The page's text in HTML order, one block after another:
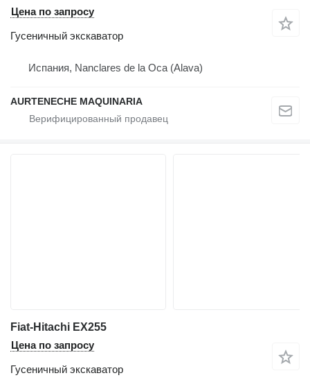
Цена по запросу
Гусеничный экскаватор
Испания, Nanclares de la Oca (Alava)
AURTENECHE MAQUINARIA
Fiat-Hitachi EX255
Цена по запросу
Гусеничный экскаватор